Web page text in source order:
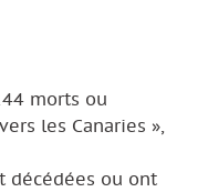
morts ou
les Canaries »,
décédées ou ont